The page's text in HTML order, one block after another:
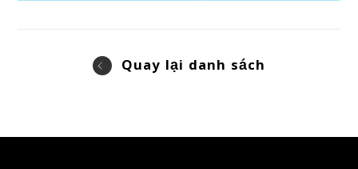
Quay lại danh sách